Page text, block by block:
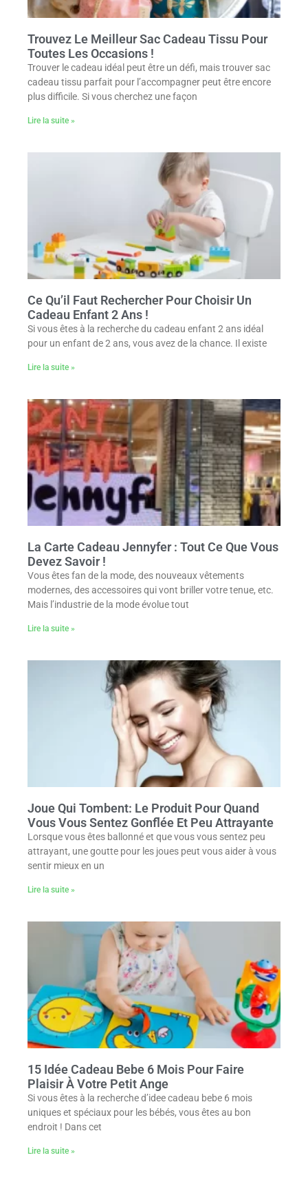
Trouvez Le Meilleur Sac Cadeau Tissu Pour
Toutes Les Occasions !
Trouver le cadeau idéal peut être un défi, mais trouver sac
cadeau tissu parfait pour l’accompagner peut être encore
plus difficile. Si vous cherchez une façon
Lire la suite »
Ce Qu’il Faut Rechercher Pour Choisir Un
Cadeau Enfant 2 Ans !
Si vous êtes à la recherche du cadeau enfant 2 ans idéal
pour un enfant de 2 ans, vous avez de la chance. Il existe
Lire la suite »
La Carte Cadeau Jennyfer : Tout Ce Que Vous
Devez Savoir !
Vous êtes fan de la mode, des nouveaux vêtements
modernes, des accessoires qui vont briller votre tenue, etc.
Mais l’industrie de la mode évolue tout
Lire la suite »
Joue Qui Tombent: Le Produit Pour Quand
Vous Vous Sentez Gonflée Et Peu Attrayante
Lorsque vous êtes ballonné et que vous vous sentez peu
attrayant, une goutte pour les joues peut vous aider à vous
sentir mieux en un
Lire la suite »
15 Idée Cadeau Bebe 6 Mois Pour Faire
Plaisir À Votre Petit Ange
Si vous êtes à la recherche d’idee cadeau bebe 6 mois
uniques et spéciaux pour les bébés, vous êtes au bon
endroit ! Dans cet
Lire la suite »